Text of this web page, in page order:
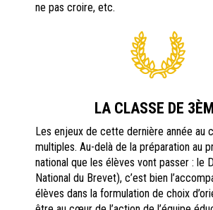
ne pas croire, etc.
LA CLASSE DE
Les enjeux de cette dernière année au
multiples. Au-delà de la préparation au
national que les élèves vont passer : le
National du Brevet), c’est bien
élèves dans la formulation de choix